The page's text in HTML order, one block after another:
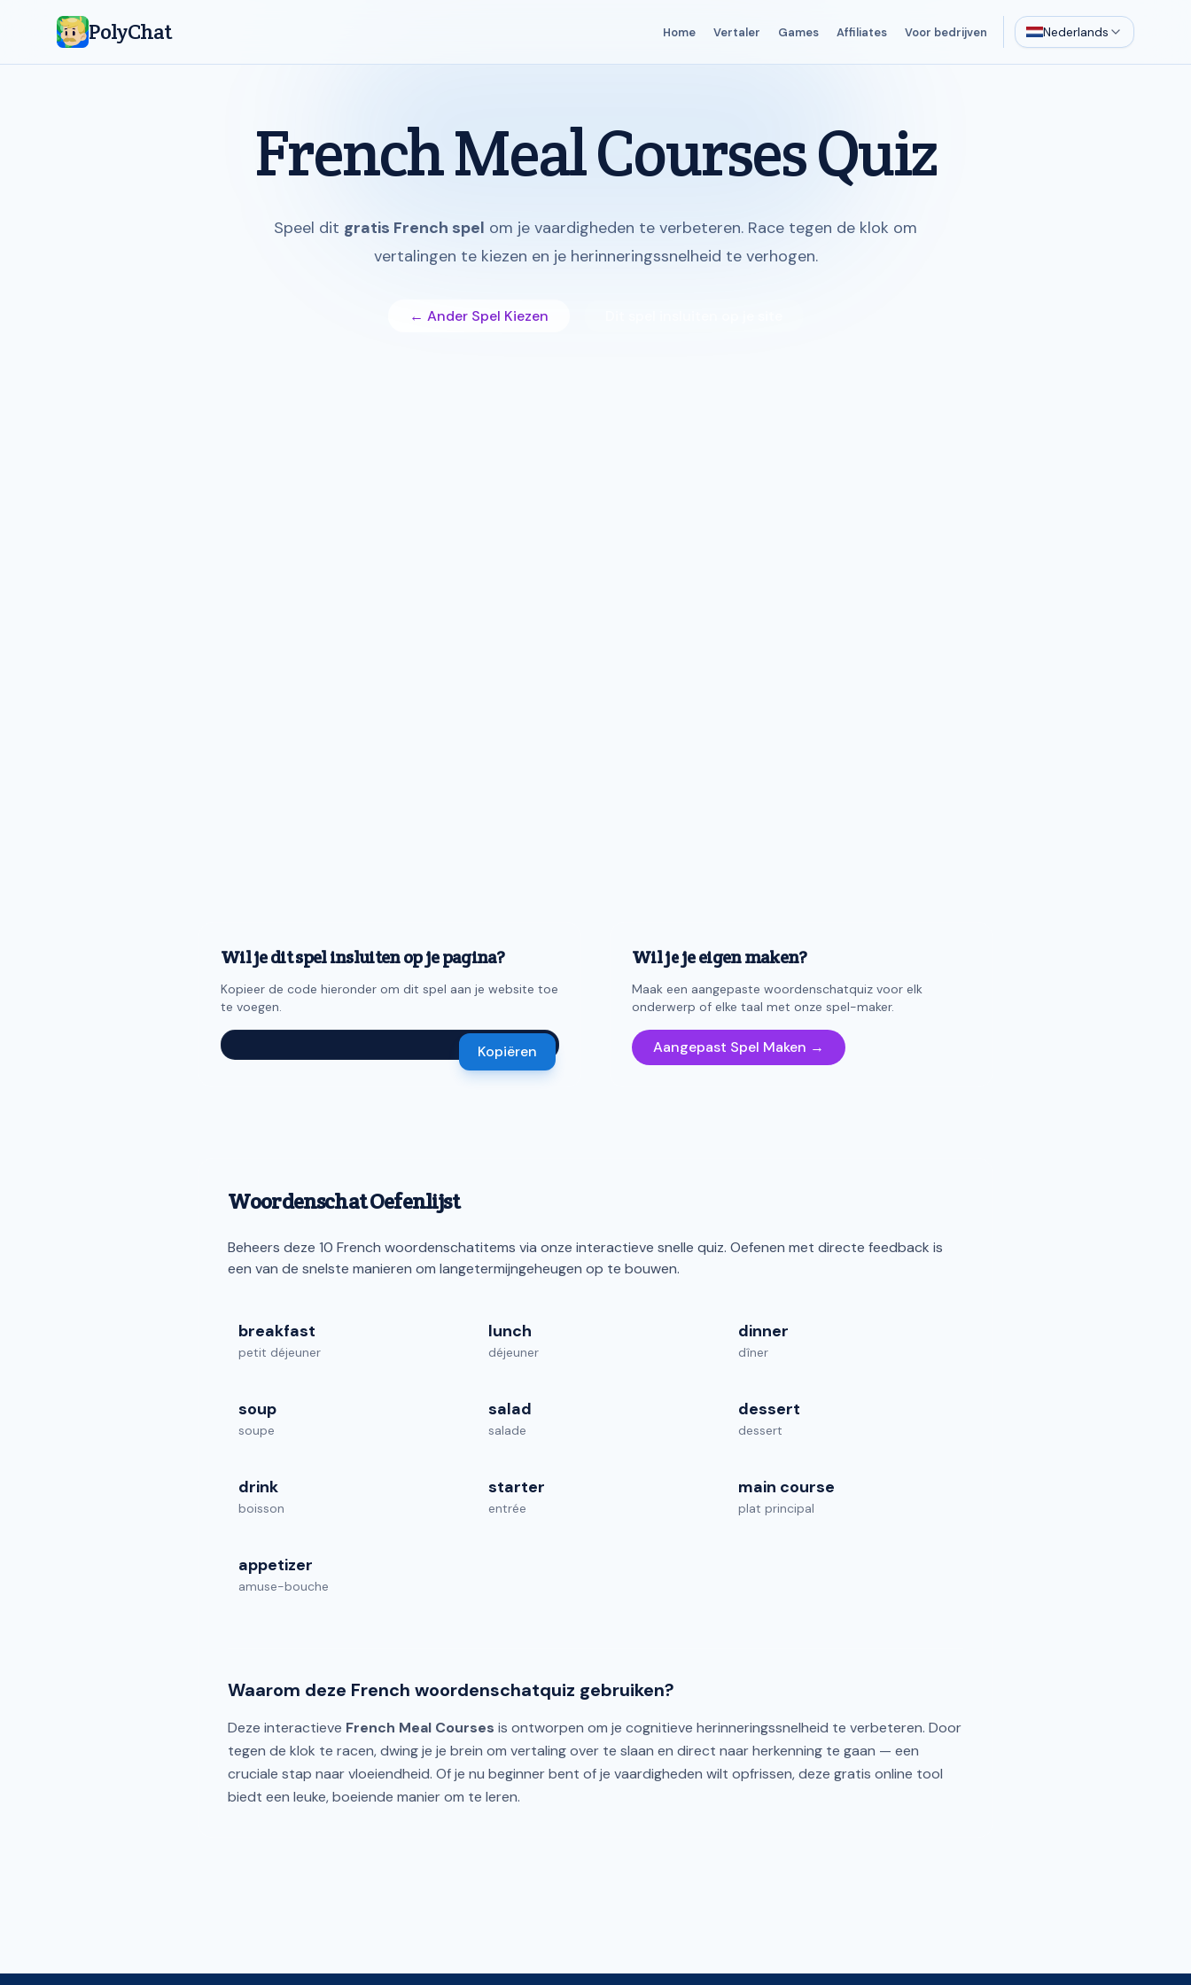
PolyChat Home Vertaler Games Affiliates Voor bedrijven Nederlands
French Meal Courses Quiz
Speel dit gratis French spel om je vaardigheden te verbeteren. Race tegen de klok om
vertalingen te kiezen en je herinneringssnelheid te verhogen.
← Ander Spel Kiezen
Wil je dit spel insluiten op je pagina?
Kopieer de code hieronder om dit spel aan je website toe
te voegen.
Kopiëren
Wil je je eigen maken?
Maak een aangepaste woordenschatquiz voor elk
onderwerp of elke taal met onze spel-maker.
Aangepast Spel Maken →
Woordenschat Oefenlijst
Beheers deze 10 French woordenschatitems via onze interactieve snelle quiz. Oefenen met directe feedback is
een van de snelste manieren om langetermijngeheugen op te bouwen.
breakfast
petit déjeuner
lunch
déjeuner
dinner
dîner
soup
soupe
salad
salade
dessert
dessert
drink
boisson
starter
entrée
main course
plat principal
appetizer
amuse-bouche
Waarom deze French woordenschatquiz gebruiken?
Deze interactieve French Meal Courses is ontworpen om je cognitieve herinneringssnelheid te verbeteren. Door
tegen de klok te racen, dwing je je brein om vertaling over te slaan en direct naar herkenning te gaan — een
cruciale stap naar vloeiendheid. Of je nu beginner bent of je vaardigheden wilt opfrissen, deze gratis online tool
biedt een leuke, boeiende manier om te leren.